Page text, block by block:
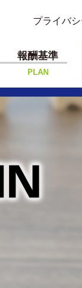
プライバ
報酬基準
PLAN